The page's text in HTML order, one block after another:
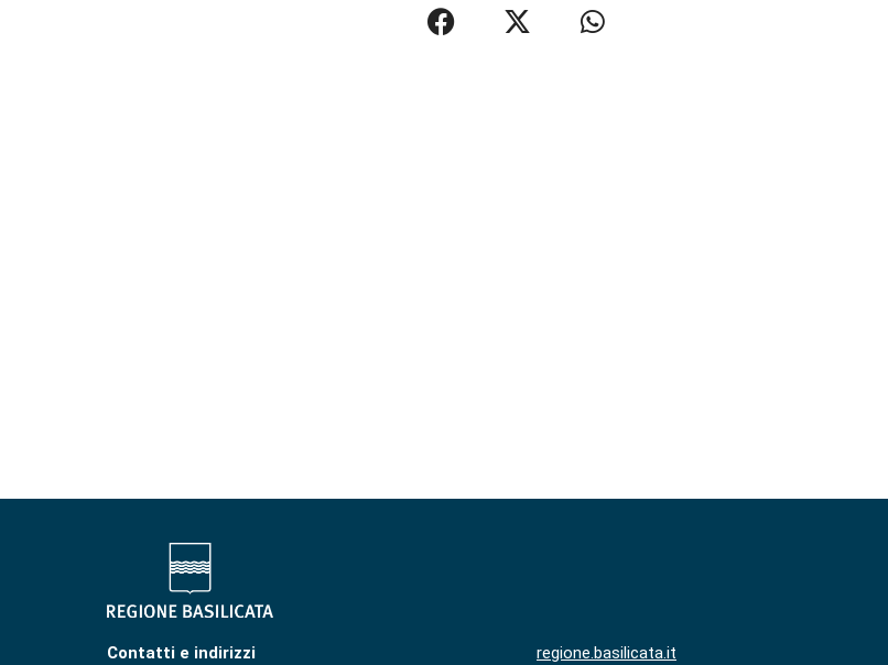
Contatti e indirizzi regione.basilicata.it